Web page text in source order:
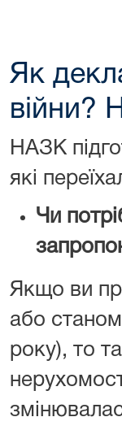
Як
війни?
НАЗК
які
Чи
Якщо ви
або станом
року), то